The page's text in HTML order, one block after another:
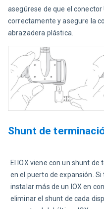
asegúrese de que el conector
correctamente y asegure la
abrazadera plástica.
Shunt de
El IOX viene con un shunt
en el puerto de expansión.
instalar más de un IOX en
eliminar el shunt de cada